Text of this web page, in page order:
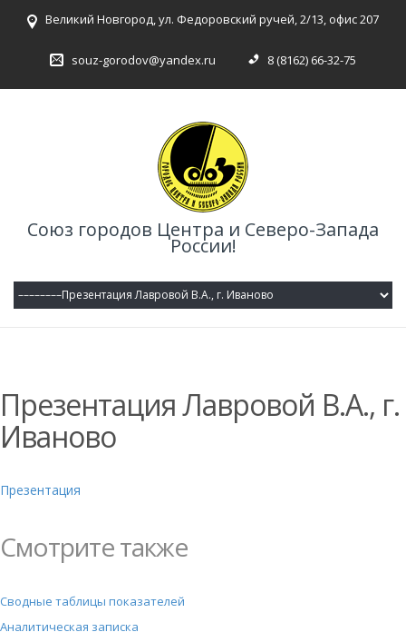
Великий Новгород, ул. Федоровский ручей, 2/13, офис 207
souz-gorodov@yandex.ru 8 (8162) 66-32-75
Союз городов Центра и Северо-Запада
России!
Презентация Лавровой В.А., г.
Иваново
Презентация
Смотрите также
Сводные таблицы показателей
Аналитическая записка